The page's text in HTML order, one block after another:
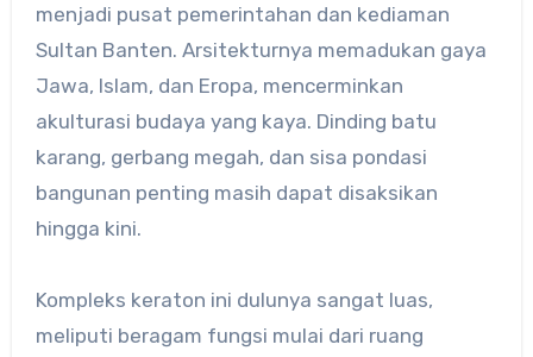
menjadi pusat pemerintahan dan kediaman
Sultan Banten. Arsitekturnya memadukan gaya
Jawa, Islam, dan Eropa, mencerminkan
akulturasi budaya yang kaya. Dinding batu
karang, gerbang megah, dan sisa pondasi
bangunan penting masih dapat disaksikan
hingga kini.
Kompleks keraton ini dulunya sangat luas,
meliputi beragam fungsi mulai dari ruang